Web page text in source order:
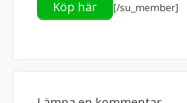
Köp här [/su_member]